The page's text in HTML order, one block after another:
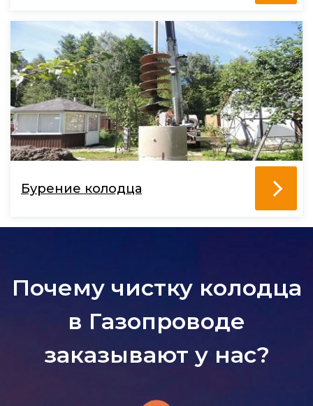
Бурение колодца
Почему чистку колодца
в Газопроводе
заказывают у нас?